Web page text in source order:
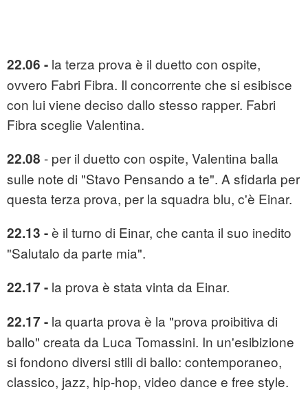
22.06 - la terza prova è il duetto con ospite,
ovvero Fabri Fibra. Il concorrente che si esibisce
con lui viene deciso dallo stesso rapper. Fabri
Fibra sceglie Valentina.
22.08 - per il duetto con ospite, Valentina balla
sulle note di "Stavo Pensando a te". A sfidarla per
questa terza prova, per la squadra blu, c'è Einar.
22.13 -è il turno di Einar, che canta il suo inedito
"Salutalo da parte mia".
22.17 - la prova è stata vinta da Einar.
22.17 - la quarta prova è la "prova proibitiva di
ballo" creata da Luca Tomassini. In un'esibizione
si fondono diversi stili di ballo: contemporaneo,
classico, jazz, hip-hop, video dance e free style.